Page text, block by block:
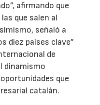
afirmando que
que salen al
señaló a
diez países clave”
de
dinamismo
que
catalán.